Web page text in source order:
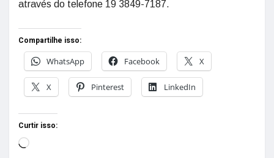
através do telefone 19 3849-7187.
Compartilhe isso:
WhatsApp
Facebook X
X Pinterest LinkedIn
Curtir isso: